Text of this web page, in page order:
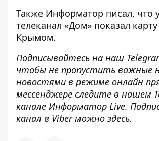
Также Информатор писал, что
телеканал «Дом» показал
Крымом.
Подписывайтесь на наш
чтобы не пропустить важные
новостями в режиме онлайн
мессенджере следите в нашем
канале Информатор Live.
канал в Viber можно здесь.